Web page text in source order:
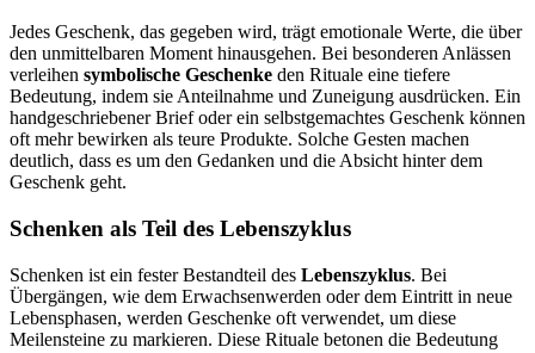
Jedes Geschenk, das gegeben wird, trägt emotionale Werte, die über
den unmittelbaren Moment hinausgehen. Bei besonderen Anlässen
verleihen symbolische Geschenke den Rituale eine tiefere
Bedeutung, indem sie Anteilnahme und Zuneigung ausdrücken. Ein
handgeschriebener Brief oder ein selbstgemachtes Geschenk können
oft mehr bewirken als teure Produkte. Solche Gesten machen
deutlich, dass es um den Gedanken und die Absicht hinter dem
Geschenk geht.
Schenken als Teil des Lebenszyklus
Schenken ist ein fester Bestandteil des Lebenszyklus. Bei
Übergängen, wie dem Erwachsenwerden oder dem Eintritt in neue
Lebensphasen, werden Geschenke oft verwendet, um diese
Meilensteine zu markieren. Diese Rituale betonen die Bedeutung